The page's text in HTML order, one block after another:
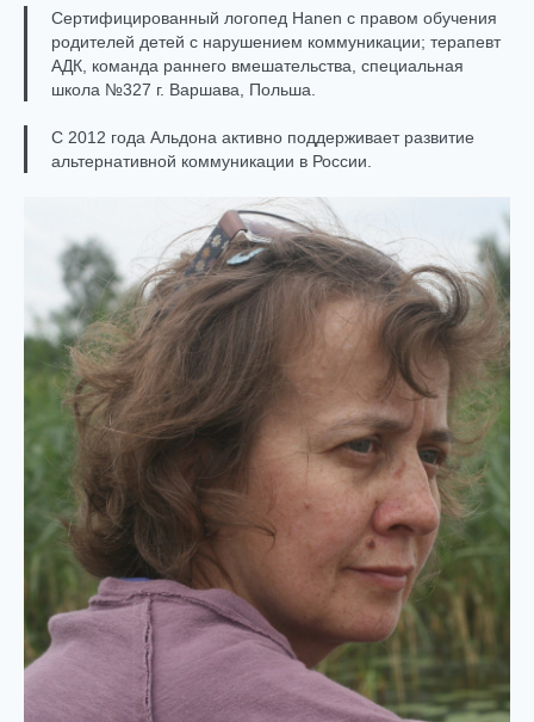
Сертифицированный логопед Hanen с правом обучения
родителей детей с нарушением коммуникации; терапевт
АДК, команда раннего вмешательства, специальная
школа №327 г. Варшава, Польша.
C 2012 года Альдона активно поддерживает развитие
альтернативной коммуникации в России.